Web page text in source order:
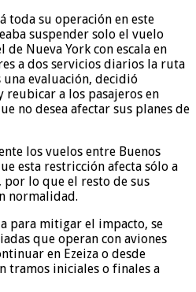
toda su operación en este
suspender solo el vuelo
Nueva York con escala en
a dos servicios diarios la ruta
evaluación, decidió
reubicar a los pasajeros en
no desea afectar sus planes de
los vuelos entre Buenos
esta restricción afecta sólo a
por lo que el resto de sus
normalidad.
para mitigar el impacto, se
que operan con aviones
en Ezeiza o desde
tramos iniciales o finales a